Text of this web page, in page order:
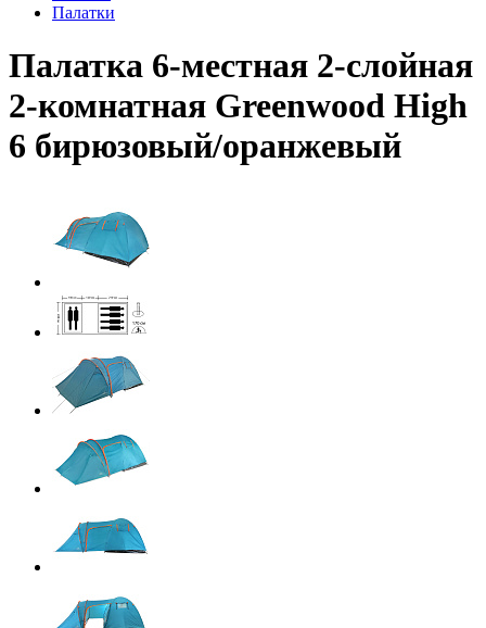
Палатки
Палатка 6-местная 2-слойная
2-комнатная Greenwood High
6 бирюзовый/оранжевый